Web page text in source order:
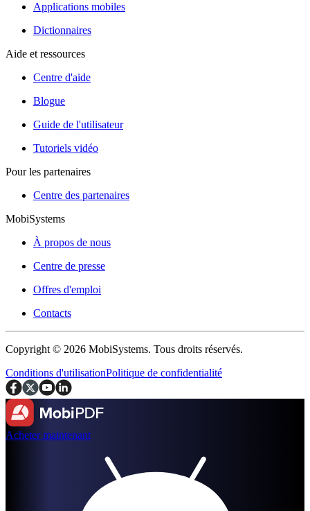
Applications mobiles
Dictionnaires
Aide et ressources
Centre d'aide
Blogue
Guide de l'utilisateur
Tutoriels vidéo
Pour les partenaires
Centre des partenaires
MobiSystems
À propos de nous
Centre de presse
Offres d'emploi
Contacts
Copyright © 2026 MobiSystems. Tous droits réservés.
Conditions d'utilisationPolitique de confidentialité
Acheter maintenant